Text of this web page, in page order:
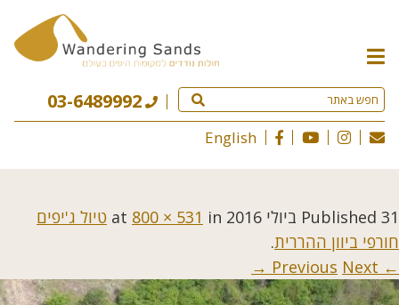
תפריט
האתר
03-6489992
English
Published 31 ביולי 2016 800 × 531 in
טיול ג'יפים
חורפי ביוון ההררית.
← Previous
Next →